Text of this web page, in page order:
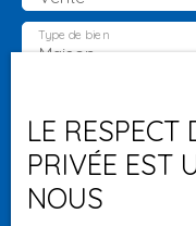
ACCUEIL
Maison
Type de bien
Budget max (€)
Surface min (m²)
LE RESPECT
PRIVÉE EST
NOUS